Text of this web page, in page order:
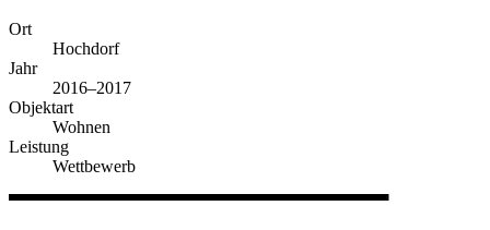
Ort
Hochdorf
Jahr
2016–2017
Objektart
Wohnen
Leistung
Wettbewerb